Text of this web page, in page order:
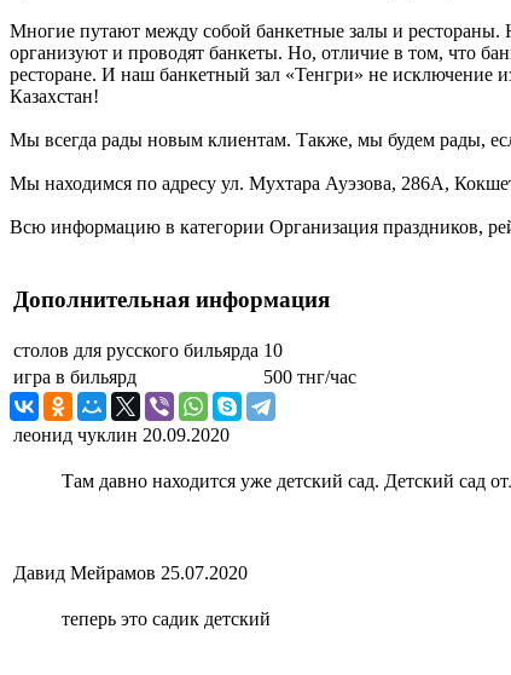
Многие путают между собой банкетные залы и рестораны.
организуют и проводят банкеты. Но, отличие в том, что
ресторане. И наш банкетный зал «Тенгри» не исключение
Казахстан!
Мы всегда рады новым клиентам. Также, мы будем рады,
Мы находимся по адресу ул. Мухтара Ауэзова, 286А,
Всю информацию в категории Организация праздников,
Дополнительная информация
столов для русского бильярда 10
игра в бильярд
500 тнг/час
леонид чуклин 20.09.2020
Там давно находится уже детский сад. Детский сад
Давид Мейрамов 25.07.2020
теперь это садик детский